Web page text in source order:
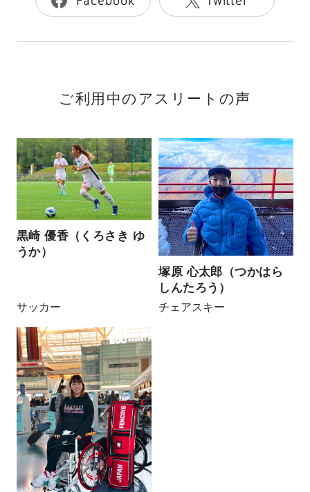
ご利用中のアスリートの声
黒崎 優香（くろさき ゆ
うか）
サッカー
塚原 心太郎（つかはら
しんたろう）
チェアスキー